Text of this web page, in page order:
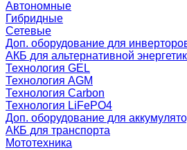
Автономные
Гибридные
Сетевые
Доп. оборудование для
АКБ для альтернативной
Технология GEL
Технология AGM
Технология Carbon
Технология LiFePO4
Доп. оборудование для
АКБ для транспорта
Мототехника